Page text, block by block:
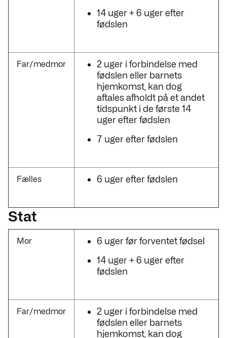
14 uger + 6 uger efter
fødslen
Far/medmor
2 uger i forbindelse med
fødslen eller barnets
hjemkomst, kan dog
aftales afholdt på et andet
tidspunkt i de første 14
uger efter fødslen
7 uger efter fødslen
Fælles 6 uger efter fødslen
Stat
Mor
6 uger før forventet fødsel
14 uger + 6 uger efter
fødslen
Far/medmor
2 uger i forbindelse med
fødslen eller barnets
hjemkomst, kan dog